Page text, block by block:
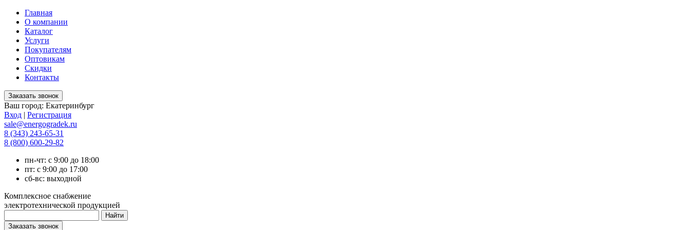
Главная
О компании
Каталог
Услуги
Покупателям
Оптовикам
Скидки
Контакты
Ваш город: Екатеринбург
Вход | Регистрация
sale@energogradek.ru
8 (343) 243-65-31
8 (800) 600-29-82
пн-чт: с 9:00 до 18:00
пт: с 9:00 до 17:00
сб-вс: выходной
Комплексное снабжение
электротехнической продукцией